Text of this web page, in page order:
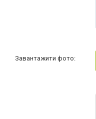
Завантажити фото: